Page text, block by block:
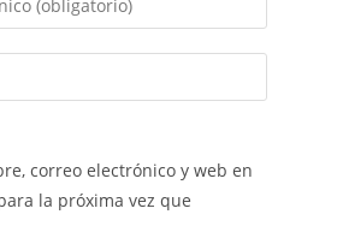
correo electrónico y web en
la próxima vez que